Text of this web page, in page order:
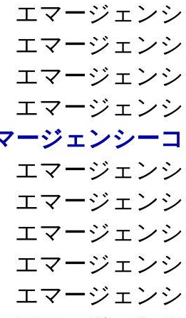
エマージェンシ
エマージェンシ
エマージェンシ
エマージェンシ
ージェンシーコ
エマージェンシ
エマージェンシ
エマージェンシ
エマージェンシ
エマージェンシ